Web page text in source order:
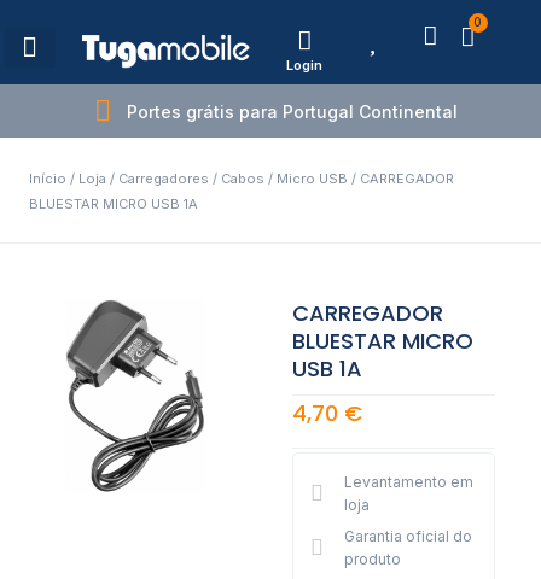
Login
0
Portes grátis para Portugal Continental
Início / Loja / Carregadores / Cabos / Micro USB / CARREGADOR
BLUESTAR MICRO USB 1A
CARREGADOR
BLUESTAR MICRO
USB 1A
4,70 €
Levantamento em
loja
Garantia oficial do
produto